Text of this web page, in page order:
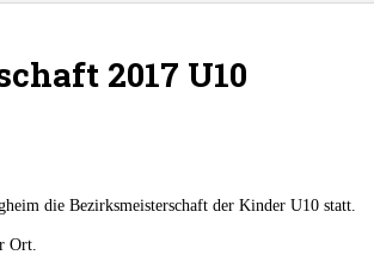
2017 U10
die Bezirksmeisterschaft der Kinder U10 statt.
Ort.